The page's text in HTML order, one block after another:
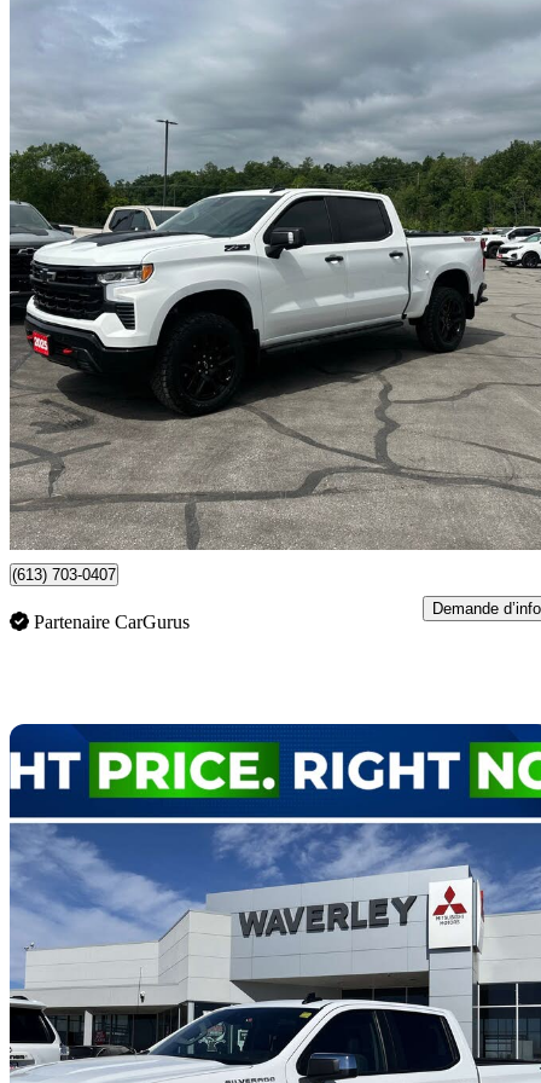
2025 Chevrolet Silverado 1500
LT Trail Boss Crew Cab 4WD
57 995 $ Affaire
1 017 $/mois env.
Trenton, ON
(613) 703-0407
Partenaire CarGurus
Demande d’info
2025 Chevrolet Silverado 1500